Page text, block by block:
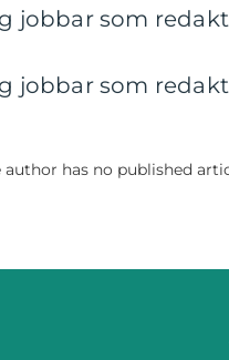
jobbar som
jobbar som
author has no published